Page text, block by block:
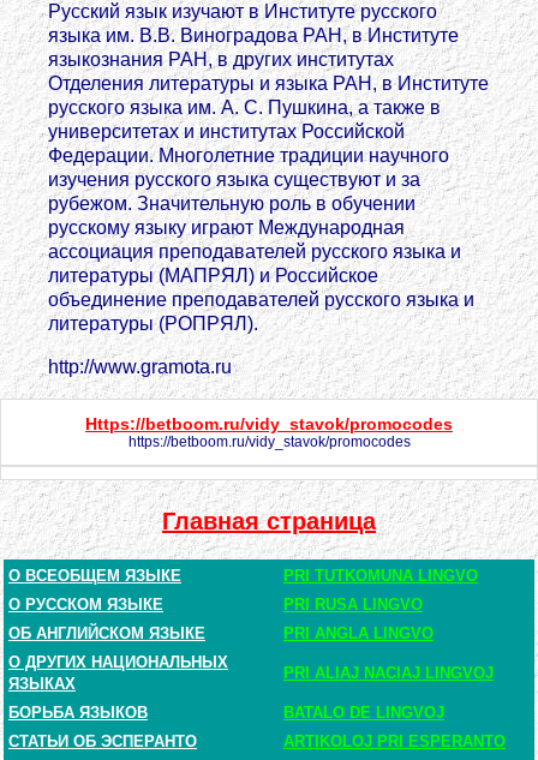
Русский язык изучают в Институте русского
языка им. В.В. Виноградова РАН, в Институте
языкознания РАН, в других институтах
Отделения литературы и языка РАН, в Институте
русского языка им. А. С. Пушкина, а также в
университетах и институтах Российской
Федерации. Многолетние традиции научного
изучения русского языка существуют и за
рубежом. Значительную роль в обучении
русскому языку играют Международная
ассоциация преподавателей русского языка и
литературы (МАПРЯЛ) и Российское
объединение преподавателей русского языка и
литературы (РОПРЯЛ).
http://www.gramota.ru
Https://betboom.ru/vidy_stavok/promocodes
https://betboom.ru/vidy_stavok/promocodes
Главная страница
О ВСЕОБЩЕМ ЯЗЫКЕ
PRI TUTKOMUNA LINGVO
О РУССКОМ ЯЗЫКЕ
PRI RUSA LINGVO
ОБ АНГЛИЙСКОМ ЯЗЫКЕ
PRI ANGLA LINGVO
О ДРУГИХ НАЦИОНАЛЬНЫХ
ЯЗЫКАХ
PRI ALIAJ NACIAJ LINGVOJ
БОРЬБА ЯЗЫКОВ
BATALO DE LINGVOJ
СТАТЬИ ОБ ЭСПЕРАНТО
ARTIKOLOJ PRI ESPERANTO